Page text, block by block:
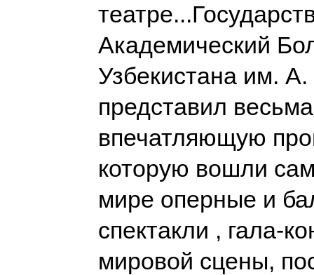
Академический
Узбекистана им.
представил весьма
впечатляющую
которую вошли
мире оперные и
спектакли , гала-
мировой сцены,